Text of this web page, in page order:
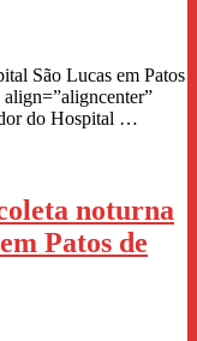
São Lucas em Patos
do Hospital …
noturna
Patos de